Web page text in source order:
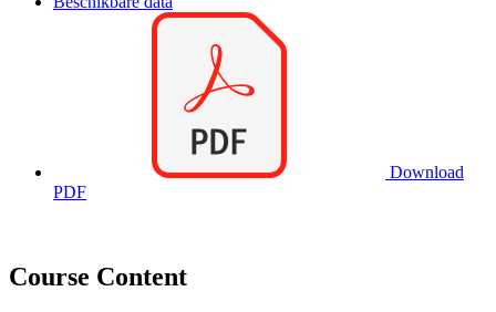
Download
PDF
Course Content